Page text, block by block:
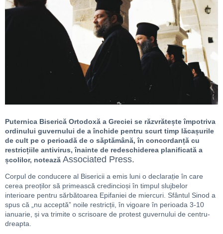
Puternica Biserică Ortodoxă a Greciei se răzvrătește împotriva
ordinului guvernului de a închide pentru scurt timp lăcașurile
de cult pe o perioadă de o săptămână, în concordanță cu
restricțiile antivirus, înainte de redeschiderea planificată a
școlilor, notează Associated Press.
Corpul de conducere al Bisericii a emis luni o declarație în care
cerea preoților să primească credincioși în timpul slujbelor
interioare pentru sărbătoarea Epifaniei de miercuri. Sfântul Sinod a
spus că „nu acceptă” noile restricții, în vigoare în perioada 3-10
ianuarie, și va trimite o scrisoare de protest guvernului de centru-
dreapta.